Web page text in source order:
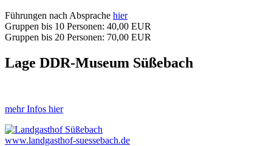
Führungen nach Absprache hier
Gruppen bis 10 Personen: 40,00 EUR
Gruppen bis 20 Personen: 70,00 EUR
Lage DDR-Museum Süßebach
mehr Infos hier
www.landgasthof-suessebach.de